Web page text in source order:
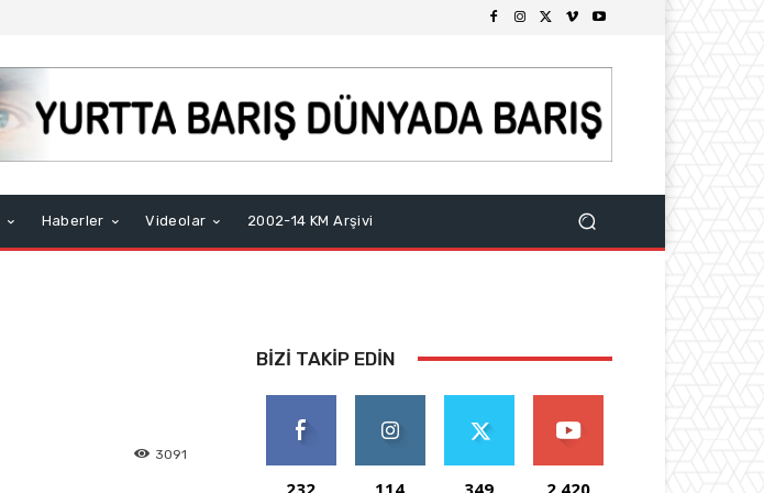
Haberler Videolar 2002-14 KM Arşivi
3091
BIZI TAKIP EDIN
232 114 349 2,420